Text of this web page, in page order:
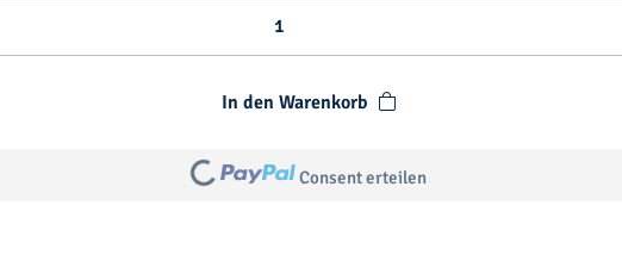
In den Warenkorb
Loading... Consent erteilen